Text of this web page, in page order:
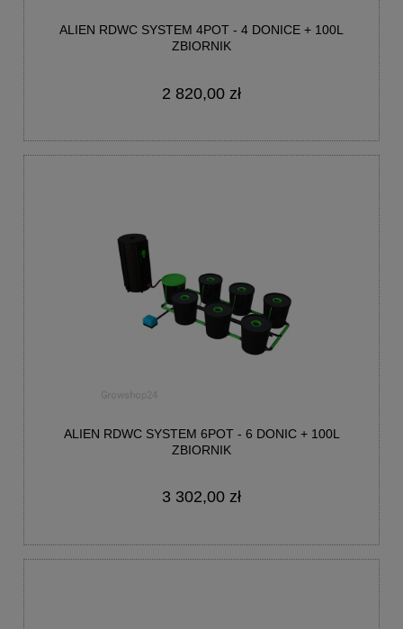
ALIEN RDWC SYSTEM 4POT - 4 DONICE + 100L
ZBIORNIK
2 820,00 zł
ALIEN RDWC SYSTEM 6POT - 6 DONIC + 100L
ZBIORNIK
3 302,00 zł